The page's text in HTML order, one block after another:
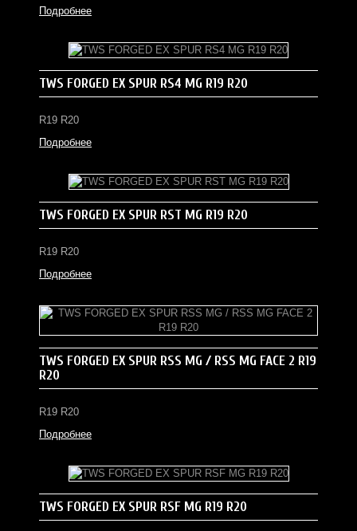
Подробнее
TWS FORGED EX SPUR RS4 MG R19 R20
R19 R20
Подробнее
TWS FORGED EX SPUR RST MG R19 R20
R19 R20
Подробнее
TWS FORGED EX SPUR RSS MG / RSS MG FACE 2 R19
R20
R19 R20
Подробнее
TWS FORGED EX SPUR RSF MG R19 R20